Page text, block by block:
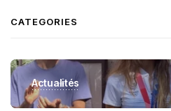
CATEGORIES
Actualités